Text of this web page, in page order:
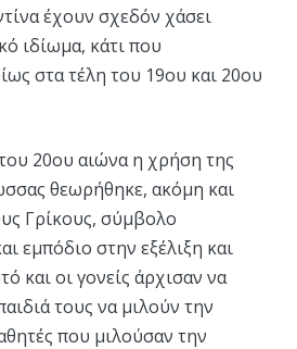
έχουν σχεδόν χάσει
ιδίωμα, κάτι που
στα τέλη του 19ου και 20ου
20ου αιώνα η χρήση της
θεωρήθηκε, ακόμη και
Γρίκους, σύμβολο
εμπόδιο στην εξέλιξη και
και οι γονείς άρχισαν να
τους να μιλούν την
που μιλούσαν την